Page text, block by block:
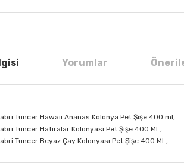
Yorumlar
Tuncer Hawaii Ananas Kolonya Pet Şişe 400 ml,
Tuncer Hatıralar Kolonyası Pet Şişe 400 ML,
Tuncer Beyaz Çay Kolonyası Pet Şişe 400 ML,